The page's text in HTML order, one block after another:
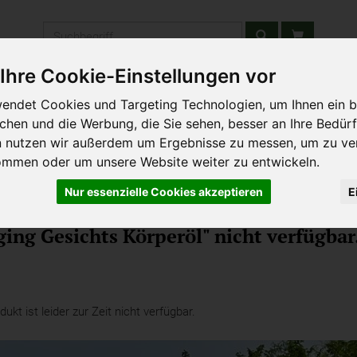
Cookie-Einstellungen vor
Cookies und Targeting Technologien, um Ihnen ein
und die Werbung, die Sie sehen, besser an Ihre
nutzen wir außerdem um Ergebnisse zu messen, um zu
oder um unsere Website weiter zu entwickeln.
Nur essenzielle Cookies akzeptieren
& Schulen Liefergebiet Wochenmarkt Unsere
Gesichts Körperöl" nicht
ist leider zur Zeit nicht verfügbar.